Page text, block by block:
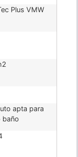
Plus VMW
apta para
baño